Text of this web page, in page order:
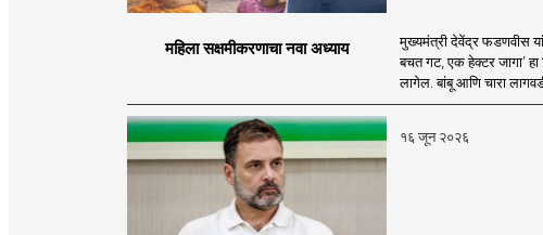
महिला सक्षमीकरणाचा नवा अध्याय
मुख्यमंत्री देवेंद्र फडणवीस
बचत गट, एक हेक्टर जागा’
लागेल. बांबू आणि चारा
१६ जून २०२६